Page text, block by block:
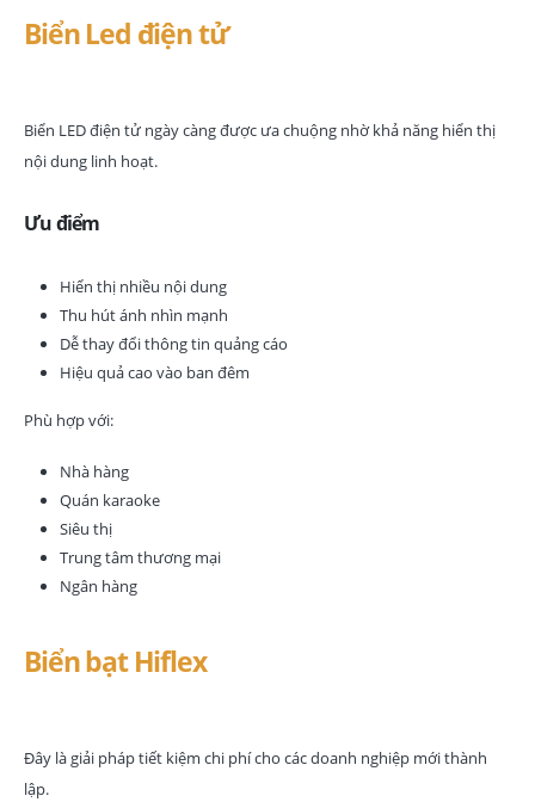
Biển Led điện tử
Biển LED điện tử ngày càng được ưa chuộng nhờ khả năng hiển thị
nội dung linh hoạt.
Ưu điểm
Hiển thị nhiều nội dung
Thu hút ánh nhìn mạnh
Dễ thay đổi thông tin quảng cáo
Hiệu quả cao vào ban đêm
Phù hợp với:
Nhà hàng
Quán karaoke
Siêu thị
Trung tâm thương mại
Ngân hàng
Biển bạt Hiflex
Đây là giải pháp tiết kiệm chi phí cho các doanh nghiệp mới thành
lập.